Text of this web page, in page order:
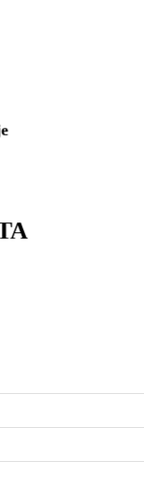
asist. dr. B. M.